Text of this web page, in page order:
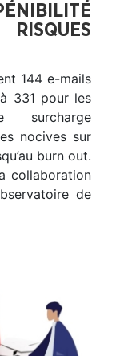
144 e-mails
331 pour les
surcharge
nocives sur
burn out.
collaboration
de